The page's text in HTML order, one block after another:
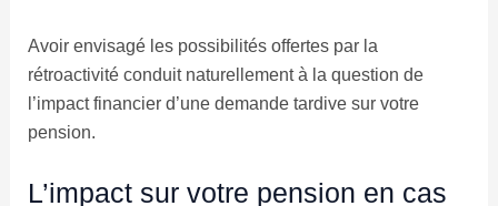
Avoir envisagé les possibilités offertes par la
rétroactivité conduit naturellement à la question de
l’impact financier d’une demande tardive sur votre
pension.
L’impact sur votre pension en cas